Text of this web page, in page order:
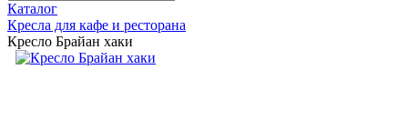
Каталог
Кресла для кафе и ресторана
Кресло Брайан хаки